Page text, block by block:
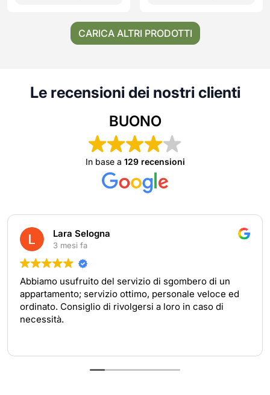
CARICA ALTRI PRODOTTI
Le recensioni dei nostri clienti
BUONO
In base a 129 recensioni
Lara Selogna
3 mesi fa
Abbiamo usufruito del servizio di sgombero di un
appartamento; servizio ottimo, personale veloce ed
ordinato. Consiglio di rivolgersi a loro in caso di
necessità.